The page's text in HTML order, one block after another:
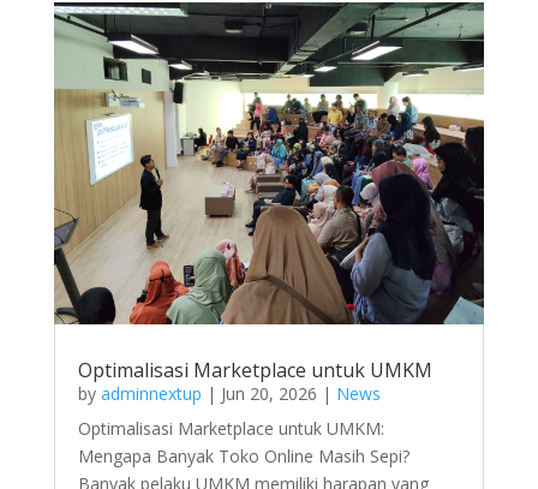
Optimalisasi Marketplace untuk UMKM
by adminnextup | Jun 20, 2026 | News
Optimalisasi Marketplace untuk UMKM:
Mengapa Banyak Toko Online Masih Sepi?
Banyak pelaku UMKM memiliki harapan yang